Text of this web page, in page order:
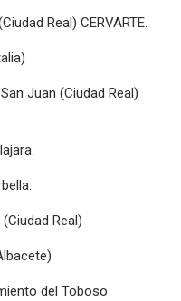
Real) CERVARTE.
Juan (Ciudad Real)
Real)
del Toboso